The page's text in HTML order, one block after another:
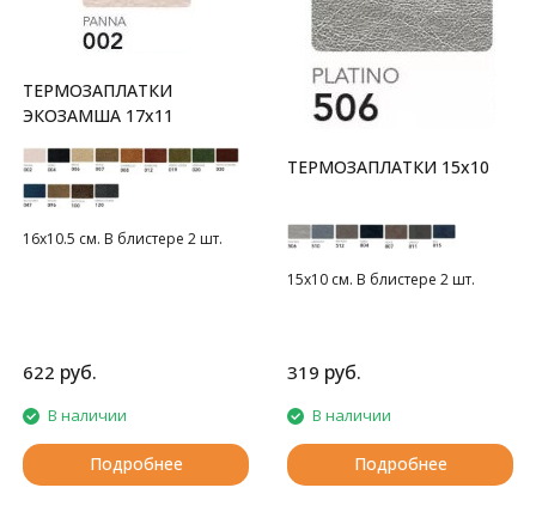
ТЕРМОЗАПЛАТКИ
ЭКОЗАМША 17x11
16х10.5 см. В блистере 2 шт.
622 руб.
В наличии
Подробнее
ТЕРМОЗАПЛАТКИ 15х10
15х10 см. В блистере 2 шт.
319 руб.
В наличии
Подробнее